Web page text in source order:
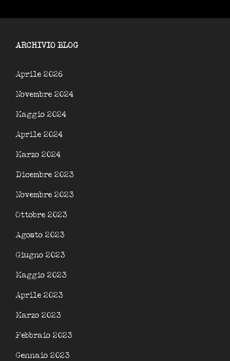
ARCHIVIO BLOG
Aprile 2026
Novembre 2024
Maggio 2024
Aprile 2024
Marzo 2024
Dicembre 2023
Novembre 2023
Ottobre 2023
Agosto 2023
Giugno 2023
Maggio 2023
Aprile 2023
Marzo 2023
Febbraio 2023
Gennaio 2023